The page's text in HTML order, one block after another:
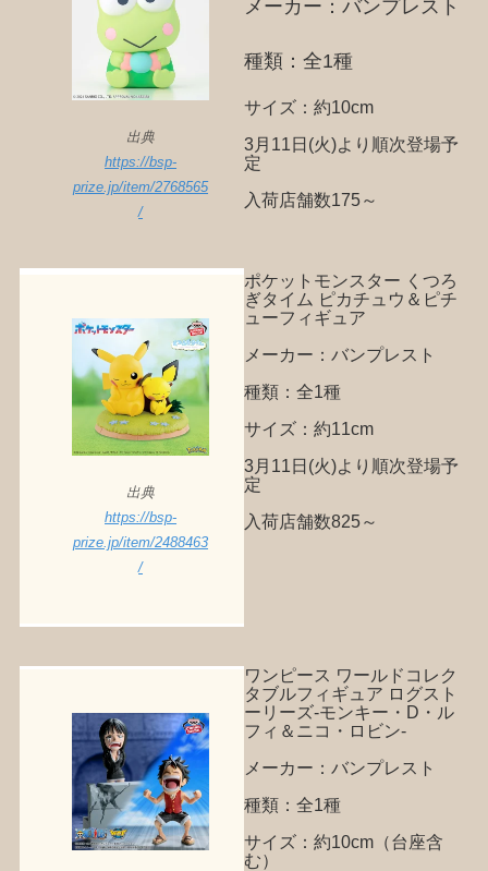
出典
https://bsp-
prize.jp/item/2768565
/
メーカー：バンプレスト
種類：全1種
サイズ：約10cm
3月11日(火)より順次登場予
定
入荷店舗数175～
出典
https://bsp-
prize.jp/item/2488463
/
ポケットモンスター くつろ
ぎタイム ピカチュウ＆ピチ
ューフィギュア
メーカー：バンプレスト
種類：全1種
サイズ：約11cm
3月11日(火)より順次登場予
定
入荷店舗数825～
ワンピース ワールドコレク
タブルフィギュア ログスト
ーリーズ-モンキー・D・ル
フィ＆ニコ・ロビン-
メーカー：バンプレスト
種類：全1種
サイズ：約10cm（台座含
む）